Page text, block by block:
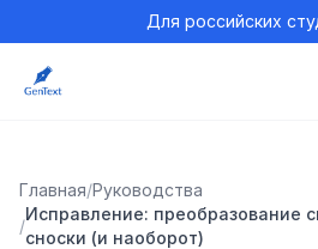
Для российских
Главная/Руководства
/
Исправление: преобразование
сноски (и наоборот)